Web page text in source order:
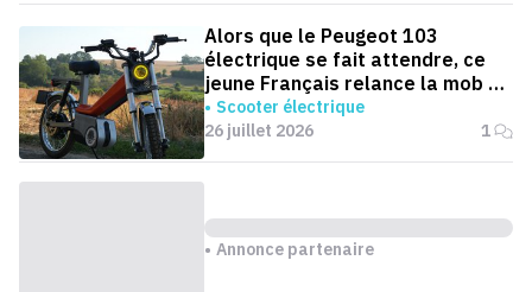
Alors que le Peugeot 103
électrique se fait attendre, ce
jeune Français relance la mob en
version électrique
Scooter électrique
26 juillet 2026
1
Annonce partenaire